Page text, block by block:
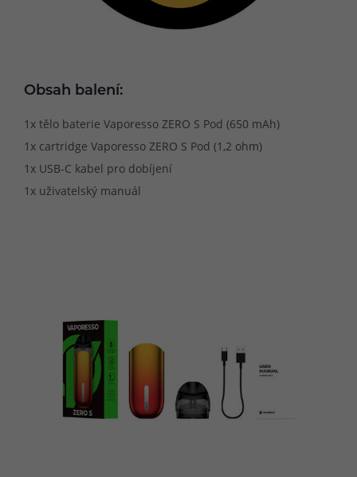
Obsah balení:
1x tělo baterie Vaporesso ZERO S Pod (650 mAh)
1x cartridge Vaporesso ZERO S Pod (1,2 ohm)
1x USB-C kabel pro dobíjení
1x uživatelský manuál